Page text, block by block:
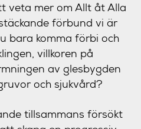
veta mer om Allt åt Alla
förbund vi är
bara komma förbi och
villkoren på
av glesbygden
och sjukvård?
tillsammans försökt